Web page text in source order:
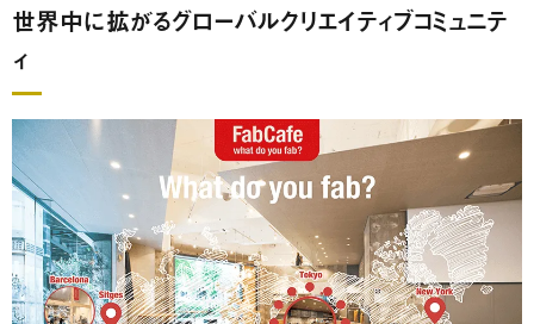
世界中に拡がるグローバルクリエイティブコミュニテ
ィ